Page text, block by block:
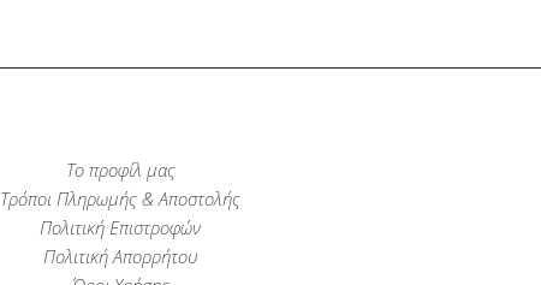
Το προφίλ μας
Τρόποι Πληρωμής & Αποστολής
Πολιτική Επιστροφών
Πολιτική Απορρήτου